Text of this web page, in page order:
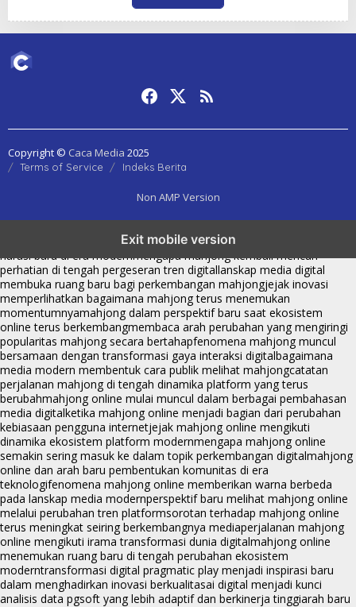
Copyright © Caca Media 2025
Terms of Service Indeks Berita
Non AMP Version
Exit mobile version
dari komunitas hingga platform mahjong membangun
narasi baru di era modernmengapa mahjong kembali mencuri
perhatian di tengah pergeseran tren digitallanskap media digital
membuka ruang baru bagi perkembangan mahjongjejak inovasi
memperlihatkan bagaimana mahjong terus menemukan
momentumnyamahjong dalam perspektif baru saat ekosistem
online terus berkembangmembaca arah perubahan yang mengiringi
popularitas mahjong secara bertahapfenomena mahjong muncul
bersamaan dengan transformasi gaya interaksi digitalbagaimana
media modern membentuk cara publik melihat mahjongcatatan
perjalanan mahjong di tengah dinamika platform yang terus
berubahmahjong online mulai muncul dalam berbagai pembahasan
media digitalketika mahjong online menjadi bagian dari perubahan
kebiasaan pengguna internetjejak mahjong online mengikuti
dinamika ekosistem platform modernmengapa mahjong online
semakin sering masuk ke dalam topik perkembangan digitalmahjong
online dan arah baru pembentukan komunitas di era
teknologifenomena mahjong online memberikan warna berbeda
pada lanskap media modernperspektif baru melihat mahjong online
melalui perubahan tren platformsorotan terhadap mahjong online
terus meningkat seiring berkembangnya mediaperjalanan mahjong
online mengikuti irama transformasi dunia digitalmahjong online
menemukan ruang baru di tengah perubahan ekosistem
moderntransformasi digital pragmatic play menjadi inspirasi baru
dalam menghadirkan inovasi berkualitasai digital menjadi kunci
analisis data pgsoft yang lebih adaptif dan berkinerja tinggiarah baru